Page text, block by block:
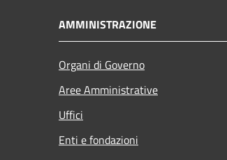
AMMINISTRAZIONE
Organi di Governo
Aree Amministrative
Uffici
Enti e fondazioni